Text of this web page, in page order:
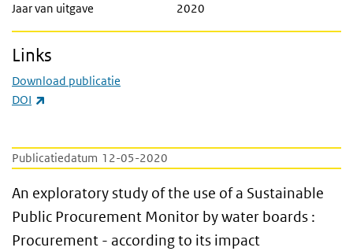
Publicatiedatum 12-05-2020
An exploratory study of the use of a
An exploratory study of the use of a Sustainable
Public Procurement Monitor by water boards :
Procurement - according to its impact
Jaar van uitgave
2020
Links
Download publicatie
DOI